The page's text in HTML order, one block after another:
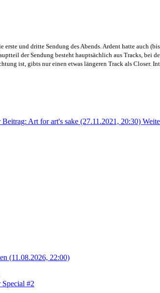
und dritte Sendung des Abends. Ardent hatte auch
der Sendung besteht hauptsächlich aus Tracks, bei
ist, gibts nur einen etwas längeren Track als Closer.
Beitrag: Art for art's sake (27.11.2021, 20:30)
(11.08.2026, 22:00)
#2